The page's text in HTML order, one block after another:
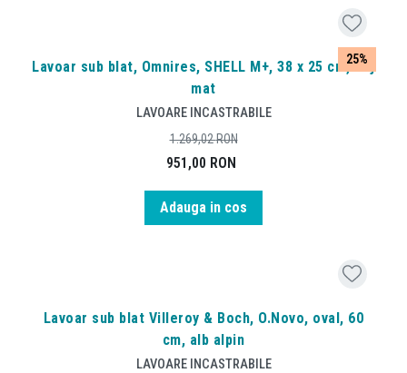
25%
Lavoar sub blat, Omnires, SHELL M+, 38 x 25 cm, bej
mat
LAVOARE INCASTRABILE
951,00 RON
1.269,02RON
Adauga in cos
Lavoar sub blat Villeroy & Boch, O.Novo, oval, 60
cm, alb alpin
LAVOARE INCASTRABILE